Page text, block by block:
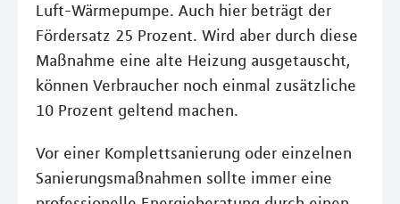
Luft-Wärmepumpe. Auch hier beträgt der
Fördersatz 25 Prozent. Wird aber durch diese
Maßnahme eine alte Heizung ausgetauscht,
können Verbraucher noch einmal zusätzliche
10 Prozent geltend machen.
Vor einer Komplettsanierung oder einzelnen
Sanierungsmaßnahmen sollte immer eine